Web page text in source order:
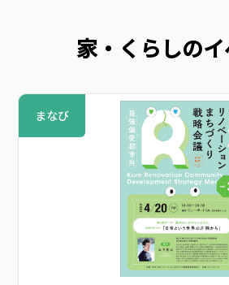
家・くらしの
まなび